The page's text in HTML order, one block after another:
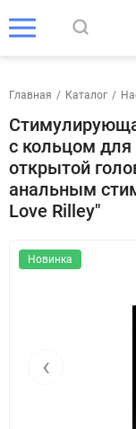
Главная / Каталог /
с кольцом
открытой
анальным
Love Rilley"
Новинка
‹